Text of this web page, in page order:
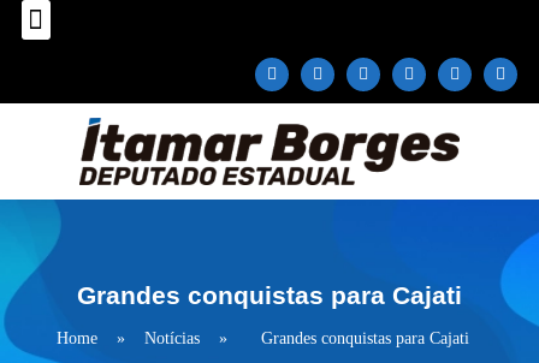
Grandes conquistas para Cajati
Home » Notícias » Grandes conquistas para Cajati